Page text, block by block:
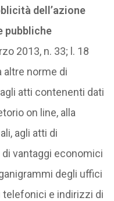
dell’azione
pubbliche
2013, n. 33; l. 18
altre norme di
atti contenenti dati
on line, alla
agli atti di
vantaggi economici
degli uffici
e indirizzi di